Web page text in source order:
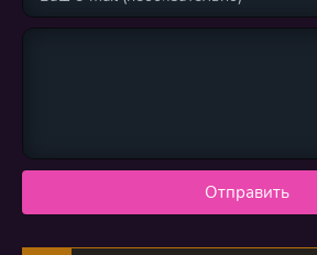
Отправить